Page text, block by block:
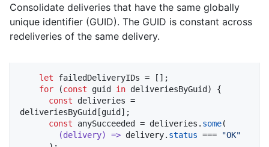
Consolidate deliveries that have the same globally
unique identifier (GUID). The GUID is constant across
redeliveries of the same delivery.
let failedDeliveryIDs = [];
for (const guid in deliveriesByGuid) {
const deliveries =
deliveriesByGuid[guid];
const anySucceeded = deliveries. some(
(delivery) => delivery. status ===
"OK"